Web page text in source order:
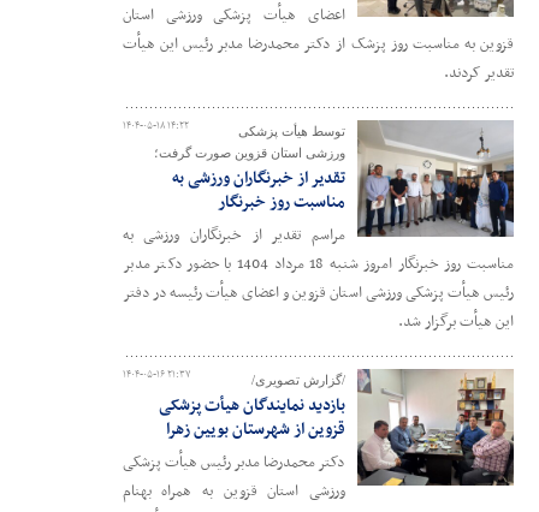
اعضای هیأت پزشکی ورزشی استان
قزوین به مناسبت روز پزشک از دکتر محمدرضا مدبر رئیس این هیأت
تقدیر کردند.
۱۴۰۴-۰۵-۱۸ ۱۴:۲۲
توسط هیأت پزشکی
ورزشی استان قزوین صورت گرفت؛
تقدیر از خبرنگاران ورزشی به
مناسبت روز خبرنگار
مراسم تقدیر از خبرنگاران ورزشی به
مناسبت روز خبرنگار امروز شنبه 18 مرداد 1404 با حضور دکتر مدبر
رئیس هیأت پزشکی ورزشی استان قزوین و اعضای هیأت رئیسه در دفتر
این هیأت برگزار شد.
۱۴۰۴-۰۵-۱۶ ۲۱:۳۷ /گزارش تصویری/
بازدید نمایندگان هیأت پزشکی
قزوین از شهرستان بویین زهرا
دکتر محمدرضا مدبر رئیس هیأت پزشکی
ورزشی استان قزوین به همراه بهنام